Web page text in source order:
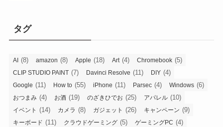
タグ
AI (8) amazon (8) Apple (18) Art (4) Chromebook (5)
CLIP STUDIO PAINT (7) Davinci Resolve (11) DIY (4)
Google (11) How to (55) iPhone (11) Parsec (4) Windows (6)
おつまみ (4) お酒 (19) のざきひでお (25) アパレル (10)
イベント (14) カメラ (8) ガジェット (26) キャンペーン (9)
キーボード (11) クラウドゲーミング (5) ゲーミングPC (4)